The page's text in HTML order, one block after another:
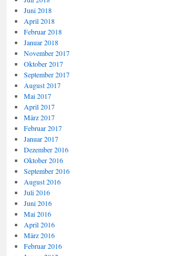
Juni 2018
April 2018
Februar 2018
Januar 2018
November 2017
Oktober 2017
September 2017
August 2017
Mai 2017
April 2017
März 2017
Februar 2017
Januar 2017
Dezember 2016
Oktober 2016
September 2016
August 2016
Juli 2016
Juni 2016
Mai 2016
April 2016
März 2016
Februar 2016